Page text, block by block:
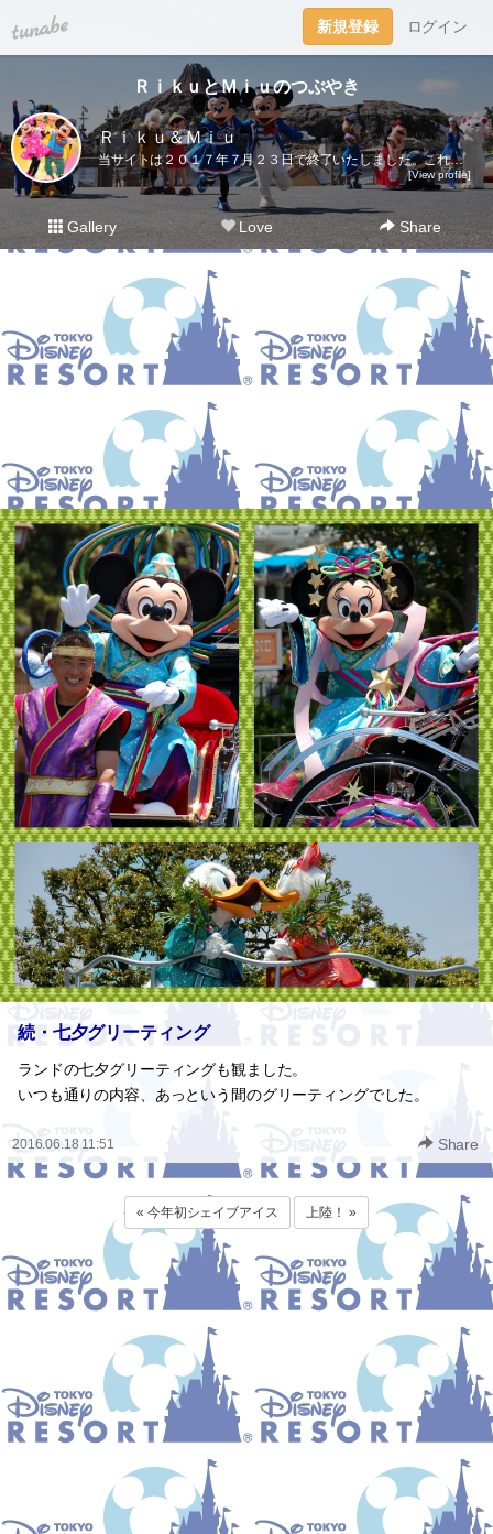
tuna.be 新規登録 ログイン
ＲｉｋｕとＭｉｕのつぶやき
Ｒｉｋｕ＆Ｍｉｕ
当サイトは２０１７年７月２３日で終了いたしました。これまでご愛読いただき、ありがとうございました。ディズニー大好き夫婦のＲｉｋｕ＆Ｍｉｕです。日々の他愛も無いことを呟きます。＜管理人＞Ｒｉｋｕ（夫）→妻の影響でディズニー好きになったにわかファンＭｉｕ（妻）→子供の頃から根っからのディズニー好きＤｉｓｎｅｙ Ｄｒｅａｍｓhttp://waltdisneymagic.blog135.fc2.com/２０１２年３月までＲｉｋｕ＆Ｍｉｕが運営していたディズニーブログです。
[View profile]
Gallery Love Share
続・七夕グリーティング
ランドの七夕グリーティングも観ました。
いつも通りの内容、あっという間のグリーティングでした。
2016.06.18 11:51 Share
« 今年初シェイブアイス 上陸！ »